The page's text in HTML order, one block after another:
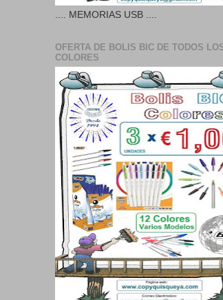
.... MEMORIAS USB ....
OFERTA DE BOLIS BIC DE TODOS
COLORES